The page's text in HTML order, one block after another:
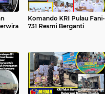
Komando KRI Pulau Fani-
731 Resmi Berganti